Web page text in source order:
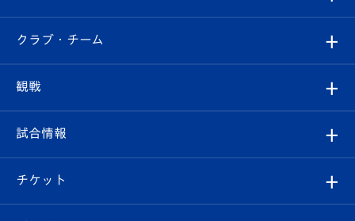
すべて
クラブ
試合情報
クラブ・チーム
クラブ概要
エンブレム紹介
観戦
観戦ルール
はじめての観戦ガイド
試合情報
試合日程/結果
チケット